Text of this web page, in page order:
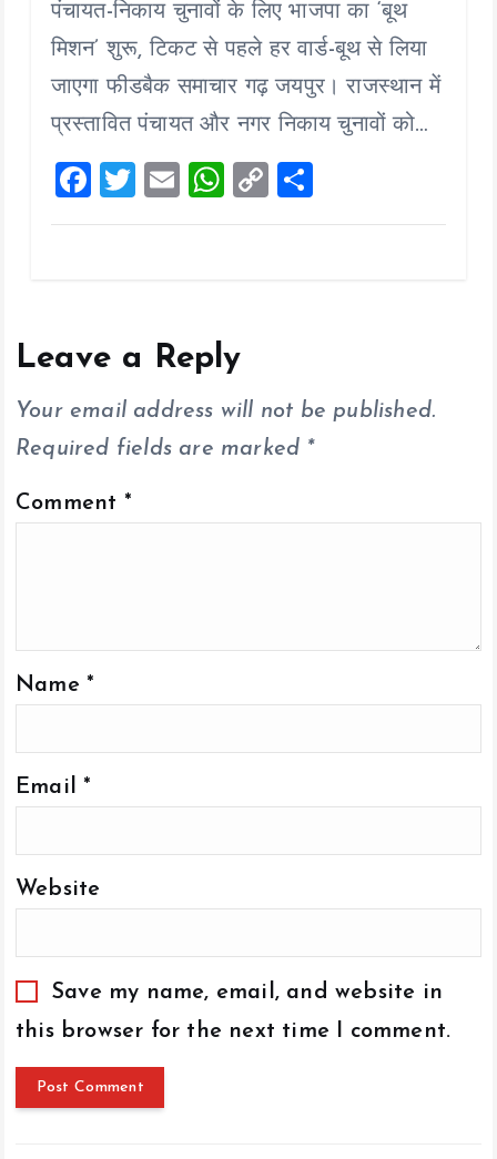
ce
b
o
o
k
tt
er
ai
l
at
s
A
p
p
p
y
Li
n
k
a
re
पंचायत-निकाय चुनावों के लिए भाजपा का ‘बूथ
मिशन’ शुरू, टिकट से पहले हर वार्ड-बूथ से लिया
जाएगा फीडबैक समाचार गढ़ जयपुर। राजस्थान में
प्रस्तावित पंचायत और नगर निकाय चुनावों को…
F
a
o
T
wi
E
m
W
h
p
p
C
o
h
Leave a Reply
Your email address will not be published.
Required fields are marked *
Comment *
Name *
Email *
Website
Save my name, email, and website in
this browser for the next time I comment.